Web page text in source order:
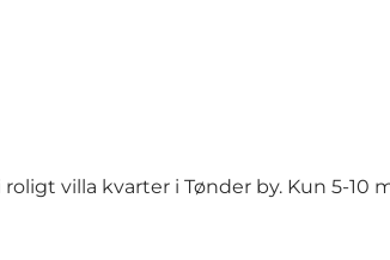
roligt villa kvarter i Tønder by. Kun 5-